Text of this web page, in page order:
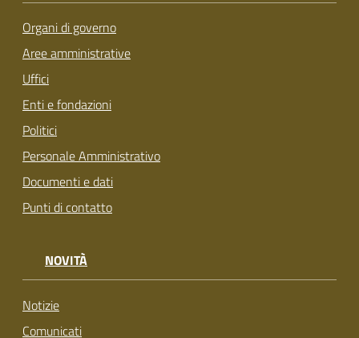
Organi di governo
Aree amministrative
Uffici
Enti e fondazioni
Politici
Personale Amministrativo
Documenti e dati
Punti di contatto
NOVITÀ
Notizie
Comunicati